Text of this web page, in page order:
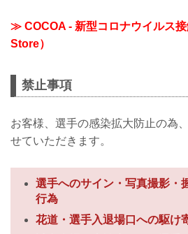
≫ COCOA - 新型コロナウイルス
Store）
禁止事項
お客様、選手の感染拡大防止の為
せていただきます。
選手へのサイン・写真撮影・
行為
花道・選手入退場口への駆け